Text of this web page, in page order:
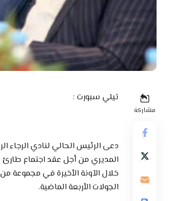
مشاركة
تيلي سبورت :
دعى الرئيس الحالي لنادي الرجاء
المديري من أجل عقد اجتماع طارئ
خلال الآونة الأخيرة في مجموعة
الجولات الأربعة الماضية.